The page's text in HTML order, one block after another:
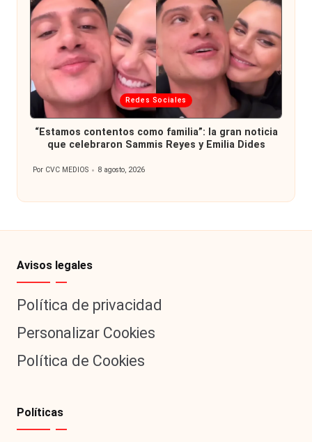
Publicada
en
Redes Sociales
“Estamos contentos como familia”: la gran noticia
que celebraron Sammis Reyes y Emilia Dides
Publicado
Por CVC MEDIOS 8 agosto, 2026
Avisos legales
Política de privacidad
Personalizar Cookies
Política de Cookies
Políticas